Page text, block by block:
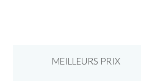
MEILLEURS PRIX